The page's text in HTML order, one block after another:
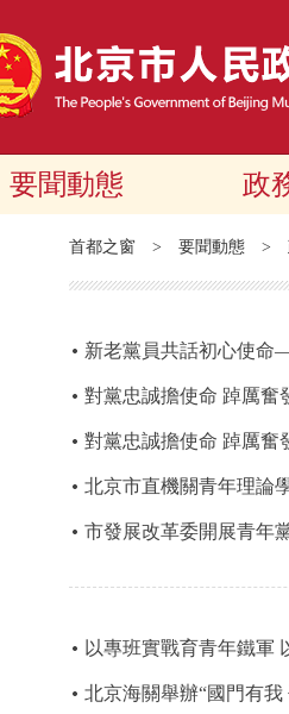
要聞動態 政
首都之窗 > 要聞動態 >
新老黨員共話初心使命
對黨忠誠擔使命 踔厲
對黨忠誠擔使命 踔厲
北京市直機關青年理論
市發展改革委開展青年
以專班實戰育青年鐵軍
北京海關舉辦“國門有